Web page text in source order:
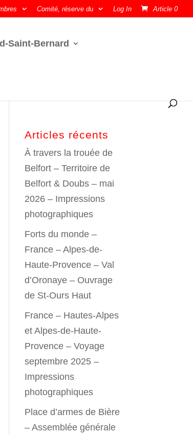
Comité, réserve du Log In Article 0
Saint-Bernard
Articles récents
À travers la trouée de
Belfort – Territoire de
Belfort & Doubs – mai
2026 – Impressions
photographiques
Forts du monde –
France – Alpes-de-
Haute-Provence – Val
d’Oronaye – Ouvrage
de St-Ours Haut
France – Hautes-Alpes
et Alpes-de-Haute-
Provence – Voyage
septembre 2025 –
Impressions
photographiques
Place d’armes de Bière
– Assemblée générale